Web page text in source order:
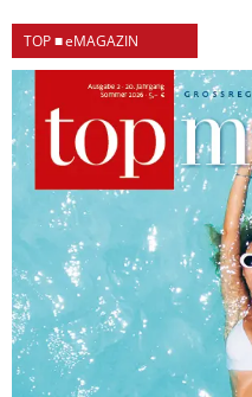
TOP ■ eMAGAZIN